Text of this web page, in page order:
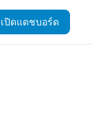
เปิดแดชบอร์ด